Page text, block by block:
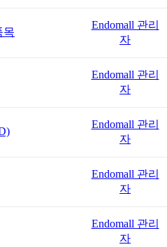
목
Endomall 관리
자
Endomall 관리
자
Endomall 관리
자
Endomall 관리
자
Endomall 관리
자